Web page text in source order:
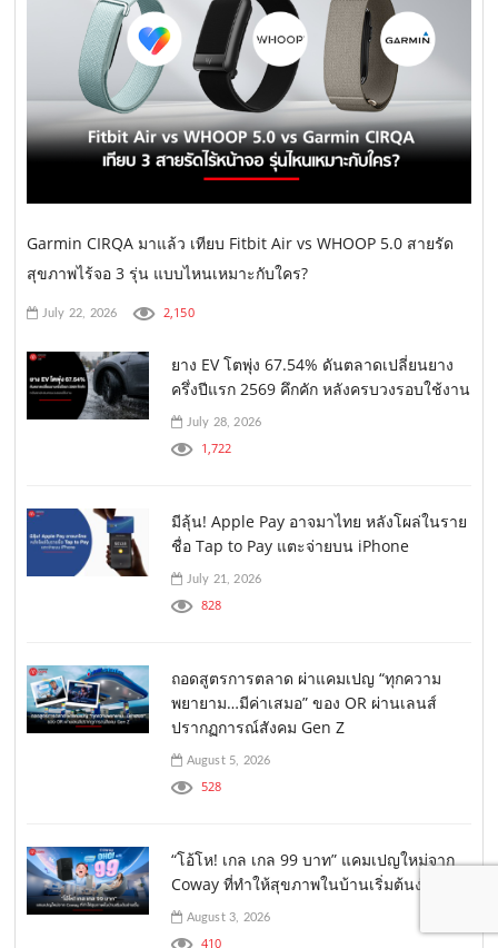
Garmin CIRQA มาแล้ว เทียบ Fitbit Air vs WHOOP 5.0 สายรัด
สุขภาพไร้จอ 3 รุ่น แบบไหนเหมาะกับใคร?
July 22, 2026 2,150
ยาง EV โตพุ่ง 67.54% ดันตลาดเปลี่ยนยาง
ครึ่งปีแรก 2569 คึกคัก หลังครบวงรอบใช้งาน
July 28, 2026
1,722
มีลุ้น! Apple Pay อาจมาไทย หลังโผล่ในราย
ชื่อ Tap to Pay แตะจ่ายบน iPhone
July 21, 2026
828
ถอดสูตรการตลาด ผ่าแคมเปญ “ทุกความ
พยายาม…มีค่าเสมอ” ของ OR ผ่านเลนส์
ปรากฏการณ์สังคม Gen Z
August 5, 2026
528
“โอ้โห! เกล เกล 99 บาท” แคมเปญใหม่จาก
Coway ที่ทำให้สุขภาพในบ้านเริ่มต้นง่ายขึ้น
August 3, 2026
410